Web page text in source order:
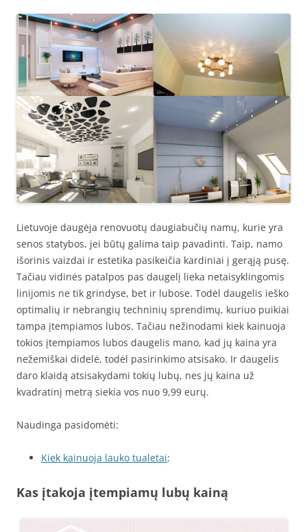
Lietuvoje daugėja renovuotų daugiabučių namų, kurie yra
senos statybos, jei būtų galima taip pavadinti. Taip, namo
išorinis vaizdai ir estetika pasikeičia kardiniai į gerąją pusę.
Tačiau vidinės patalpos pas daugelį lieka netaisyklingomis
linijomis ne tik grindyse, bet ir lubose. Todėl daugelis ieško
optimalių ir nebrangių techninių sprendimų, kuriuo puikiai
tampa įtempiamos lubos. Tačiau nežinodami kiek kainuoja
tokios įtempiamos lubos daugelis mano, kad jų kaina yra
nežemiškai didelė, todėl pasirinkimo atsisako. Ir daugelis
daro klaidą atsisakydami tokių lubų, nes jų kaina už
kvadratinį metrą siekia vos nuo 9,99 eurų.
Naudinga pasidomėti:
Kiek kainuoja lauko tualetai;
Kas įtakoja įtempiamų lubų kainą